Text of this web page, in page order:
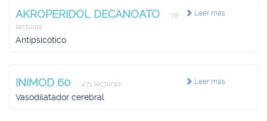
Leer más
AKROPERIDOL DECANOATO
78
lecturas
Antipsicótico
Leer más
INIMOD 60 471 lecturas
Vasodilatador cerebral